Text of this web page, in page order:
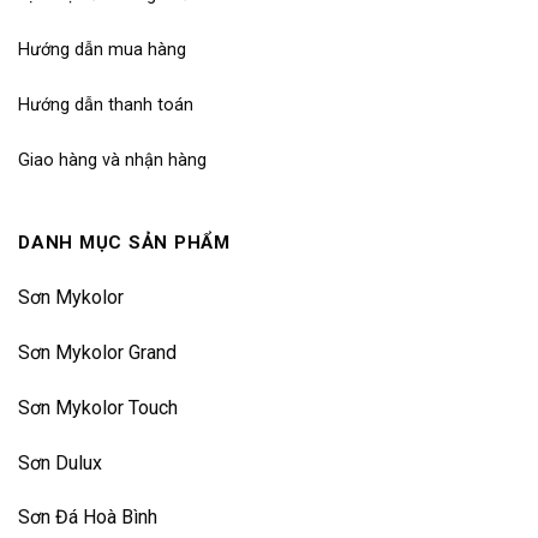
Hướng dẫn mua hàng
Hướng dẫn thanh toán
Giao hàng và nhận hàng
DANH MỤC SẢN PHẨM
Sơn Mykolor
Sơn Mykolor Grand
Sơn Mykolor Touch
Sơn Dulux
Sơn Đá Hoà Bình